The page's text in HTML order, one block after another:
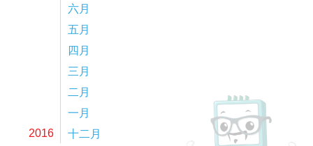
六月
五月
四月
三月
二月
一月
2016 十二月